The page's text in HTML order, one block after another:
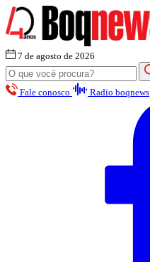
7 de agosto de 2026
Fale conosco Radio boqnews